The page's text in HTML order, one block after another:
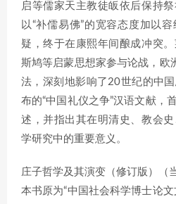
启等儒家天主教徒皈依后保持
以“补儒易佛”的宽容态度加以
疑，终于在康熙年间酿成冲突
斯鸠等启蒙思想家参与论战，欧
法，深刻地影响了20世纪的中
布的“中国礼仪之争”汉语文献，
述，并指出其在明清史、教会
学研究中的重要意义。
庄子哲学及其演变（修订版）（
本书原为“中国社会科学博士论